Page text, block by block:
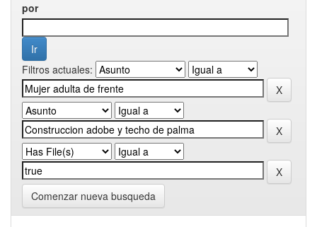
por
Filtros actuales:
Comenzar nueva busqueda